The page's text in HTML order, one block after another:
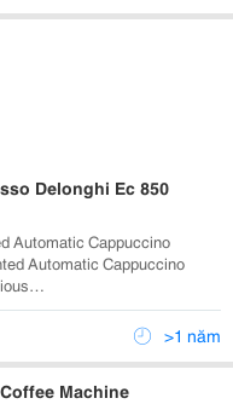
Delonghi Ec 850
Automatic Cappuccino
And &Ldquo;Latte
Rinsing System. After
>1 năm
Machine